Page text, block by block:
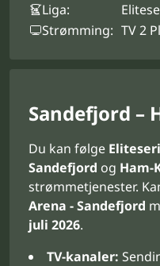
Liga:
Strømming: TV 2
Sandefjord –
Du kan følge
Sandefjord og Ham-
strømmetjenester.
Arena - Sandefjord
juli 2026.
TV-kanaler: